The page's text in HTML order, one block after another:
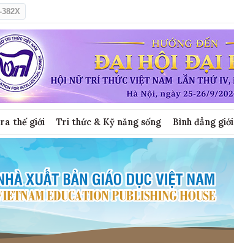
382X
thế giới Tri thức & Kỹ năng sống Bình đẳng giới